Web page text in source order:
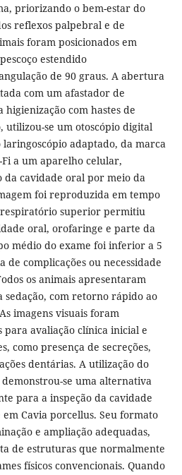
priorizando o bem-estar do
reflexos palpebral e de
foram posicionados em
estendido
de 90 graus. A abertura
com um afastador de
com hastes de
utilizou-se um otoscópio digital
adaptado, da marca
a um aparelho celular,
da cavidade oral por meio da
foi reproduzida em tempo
superior permitiu
oral, orofaringe e parte da
médio do exame foi inferior a 5
de complicações ou necessidade
os animais apresentaram
com retorno rápido ao
imagens visuais foram
para avaliação clínica inicial e
como presença de secreções,
dentárias. A utilização do
se uma alternativa
para a inspeção da cavidade
Cavia porcellus. Seu formato
e ampliação adequadas,
de estruturas que normalmente
físicos convencionais. Quando